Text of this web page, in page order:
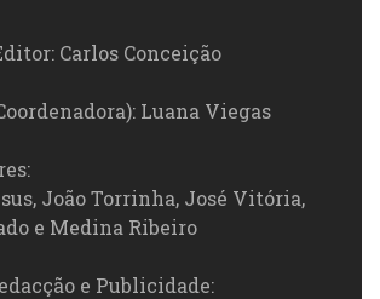
Carlos Conceição
Luana Viegas
João Torrinha, José Vitória,
e Medina Ribeiro
e Publicidade: